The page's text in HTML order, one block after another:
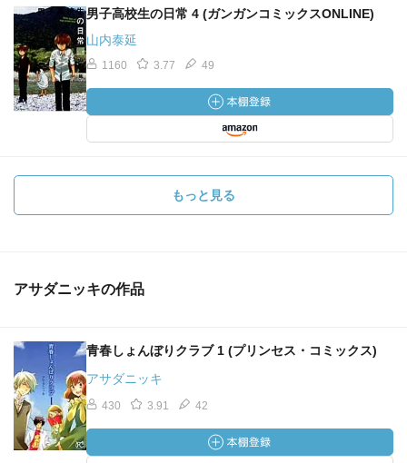
男子高校生の日常 4 (ガンガンコミックスONLINE)
山内泰延
1160 3.77 49
もっと見る
アサダニッキの作品
青春しょんぼりクラブ 1 (プリンセス・コミックス)
アサダニッキ
430 3.91 42